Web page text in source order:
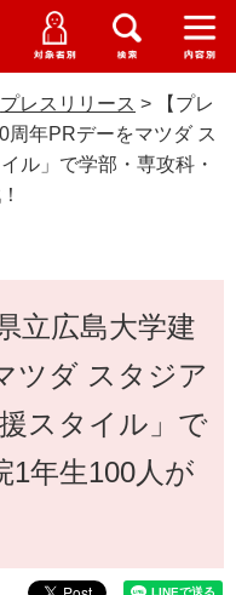
ニ
ュ
ー
ニ
ー
ニ
ュ
ー
한국어 日本語
プレスリリース >
【プレ
周年PRデーをマツダ ス
ル」で学部・専攻科・
立広島大学建
ツダ スタジア
スタイル」で
1年生100人が